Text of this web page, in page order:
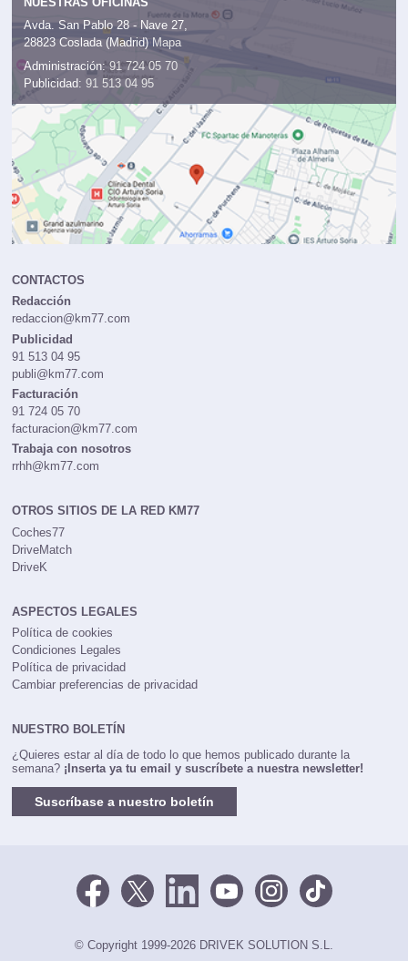
Avda. San Pablo 28 - Nave 27,
28823 Coslada (Madrid) Mapa
Administración: 91 724 05 70
Publicidad: 91 513 04 95
CONTACTOS
Redacción
redaccion@km77.com
Publicidad
91 513 04 95
publi@km77.com
Facturación
91 724 05 70
facturacion@km77.com
Trabaja con nosotros
rrhh@km77.com
OTROS SITIOS DE LA RED KM77
Coches77
DriveMatch
DriveK
ASPECTOS LEGALES
Política de cookies
Condiciones Legales
Política de privacidad
Cambiar preferencias de privacidad
NUESTRO BOLETÍN
¿Quieres estar al día de todo lo que hemos publicado durante la
semana? ¡Inserta ya tu email y suscríbete a nuestra newsletter!
Suscríbase a nuestro boletín
© Copyright 1999-2026 DRIVEK SOLUTION S.L.